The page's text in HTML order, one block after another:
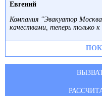
Евгений
Компания "Эвакуатор
качествами, теперь только